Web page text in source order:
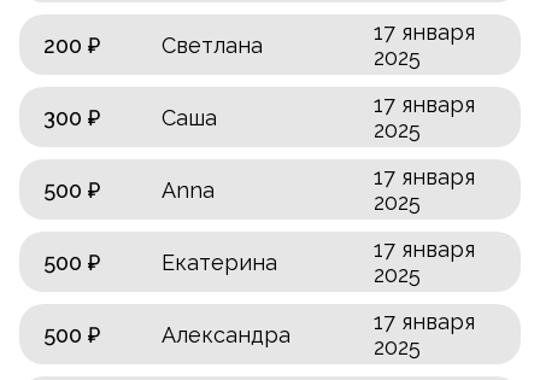
200 ₽ Светлана
17 января
2025
300 ₽ Саша
17 января
2025
500 ₽ Anna
17 января
2025
500 ₽ Екатерина
17 января
2025
500 ₽ Александра
17 января
2025